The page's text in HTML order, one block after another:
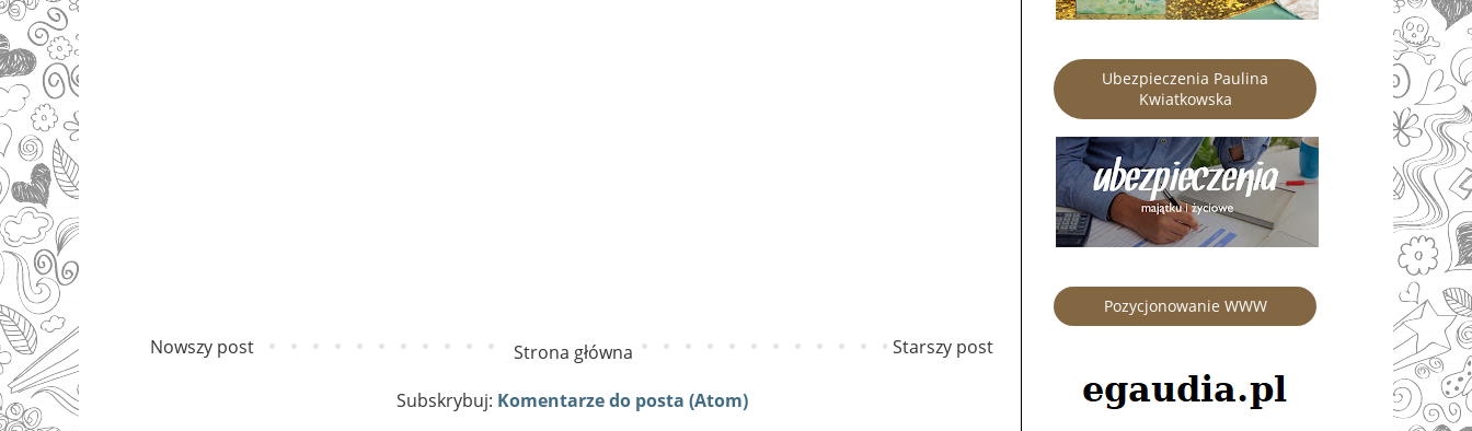
Nowszy post Starszy post
Strona główna
Subskrybuj: Komentarze do posta (Atom)
Ubezpieczenia Paulina
Kwiatkowska
Pozycjonowanie WWW